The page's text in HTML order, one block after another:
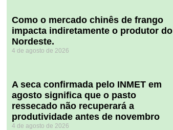
​Como o mercado chinês de frango
impacta indiretamente o produtor do
Nordeste.
4 de agosto de 2026
A seca confirmada pelo INMET em
agosto significa que o pasto
ressecado não recuperará a
produtividade antes de novembro
4 de agosto de 2026